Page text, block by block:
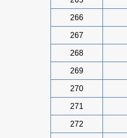
266
267
268
269
270
271
272